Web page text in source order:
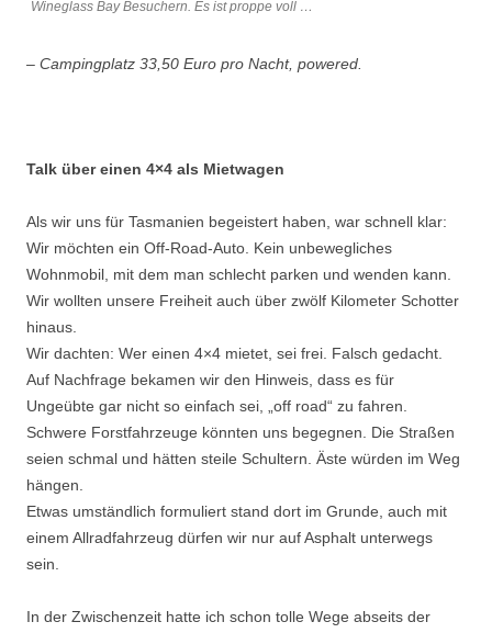
Wineglass Bay Besuchern. Es ist proppe voll …
– Campingplatz 33,50 Euro pro Nacht, powered.
Talk über einen 4×4 als Mietwagen
Als wir uns für Tasmanien begeistert haben, war schnell klar:
Wir möchten ein Off-Road-Auto. Kein unbewegliches
Wohnmobil, mit dem man schlecht parken und wenden kann.
Wir wollten unsere Freiheit auch über zwölf Kilometer Schotter
hinaus.
Wir dachten: Wer einen 4×4 mietet, sei frei. Falsch gedacht.
Auf Nachfrage bekamen wir den Hinweis, dass es für
Ungeübte gar nicht so einfach sei, „off road“ zu fahren.
Schwere Forstfahrzeuge könnten uns begegnen. Die Straßen
seien schmal und hätten steile Schultern. Äste würden im Weg
hängen.
Etwas umständlich formuliert stand dort im Grunde, auch mit
einem Allradfahrzeug dürfen wir nur auf Asphalt unterwegs
sein.
In der Zwischenzeit hatte ich schon tolle Wege abseits der